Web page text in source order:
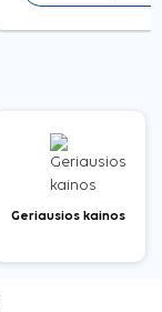
Geriausios kainos